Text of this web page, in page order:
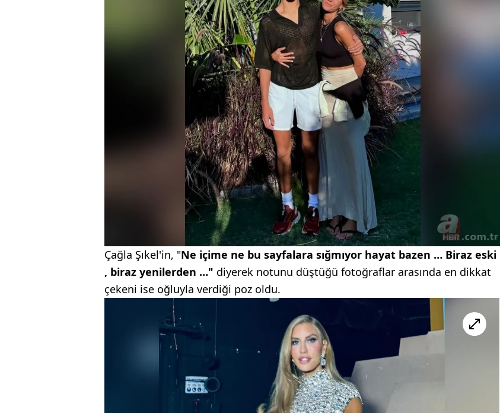
Çağla Şıkel'in, "Ne içime ne bu sayfalara sığmıyor hayat bazen … Biraz eski
, biraz yenilerden …" diyerek notunu düştüğü fotoğraflar arasında en dikkat
çekeni ise oğluyla verdiği poz oldu.